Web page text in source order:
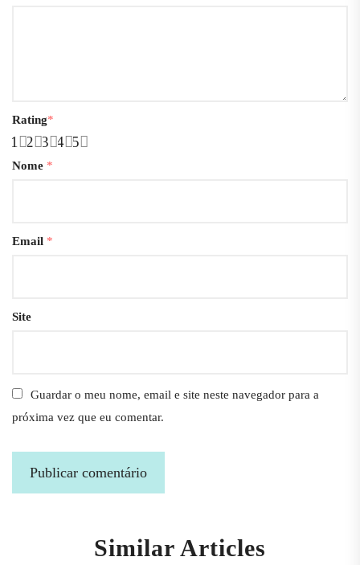
Rating*
5
4
3
2
1
Nome *
Email *
Site
Guardar o meu nome, email e site neste navegador para a
próxima vez que eu comentar.
Similar Articles